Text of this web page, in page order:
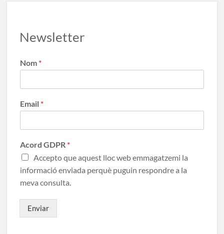
Newsletter
Nom *
Email *
Acord GDPR *
Accepto que aquest lloc web emmagatzemi la
informació enviada perquè puguin respondre a la
meva consulta.
Enviar